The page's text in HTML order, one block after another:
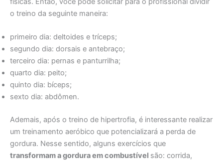
o treino da seguinte maneira:
primeiro dia: deltoides e tríceps;
segundo dia: dorsais e antebraço;
terceiro dia: pernas e panturrilha;
quarto dia: peito;
quinto dia: bíceps;
sexto dia: abdômen.
Ademais, após o treino de hipertrofia, é interessante realizar
um treinamento aeróbico que potencializará a perda de
gordura. Nesse sentido, alguns exercícios que
transformam a gordura em combustível são: corrida,